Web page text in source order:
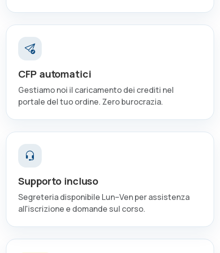
CFP automatici
Gestiamo noi il caricamento dei crediti nel
portale del tuo ordine. Zero burocrazia.
Supporto incluso
Segreteria disponibile Lun–Ven per assistenza
all'iscrizione e domande sul corso.